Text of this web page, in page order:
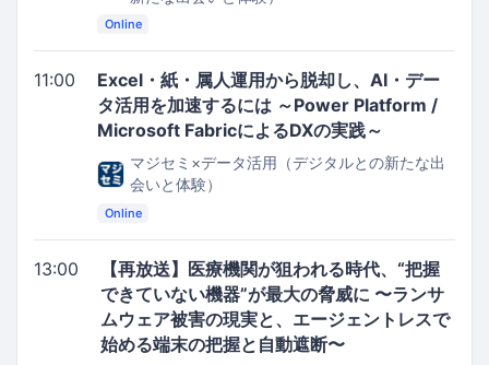
Online
11:00
Excel・紙・属人運用から脱却し、AI・デー
タ活用を加速するには ～Power Platform /
Microsoft FabricによるDXの実践～
マジセミ×データ活用（デジタルとの新たな出
会いと体験）
Online
13:00
【再放送】医療機関が狙われる時代、“把握
できていない機器”が最大の脅威に 〜ランサ
ムウェア被害の現実と、エージェントレスで
始める端末の把握と自動遮断〜